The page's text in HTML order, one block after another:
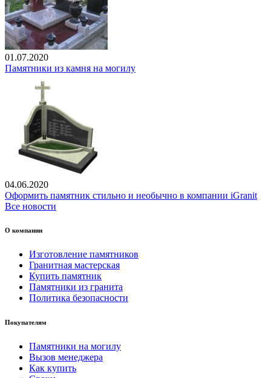
01.07.2020
Памятники из камня на могилу
04.06.2020
Оформить памятник стильно и необычно в компании iGranit
Все новости
О компании
Изготовление памятников
Гранитная мастерская
Купить памятник
Памятники из гранита
Политика безопасности
Покупателям
Памятники на могилу
Вызов менеджера
Как купить